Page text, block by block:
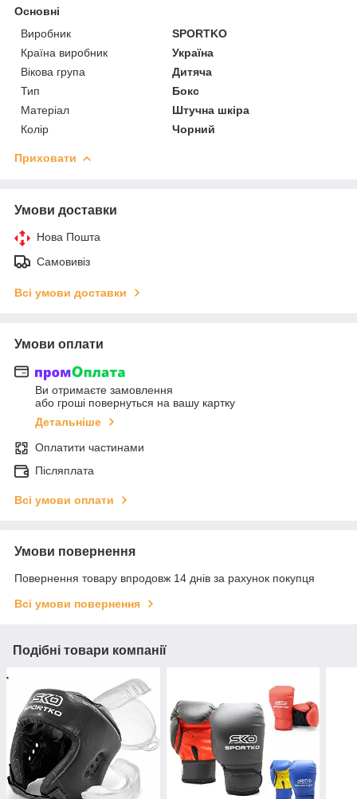
Основні
Виробник
SPORTKO
Країна виробник
Україна
Вікова група
Дитяча
Тип
Бокс
Матеріал
Штучна шкіра
Колір
Чорний
Приховати
Умови доставки
Нова Пошта
Самовивіз
Всі умови доставки
Умови оплати
Ви отримаєте замовлення
або гроші повернуться на вашу картку
Детальніше
Оплатити частинами
Післяплата
Всі умови оплати
Умови повернення
Повернення товару впродовж 14 днів за рахунок покупця
Всі умови повернення
Подібні товари компанії